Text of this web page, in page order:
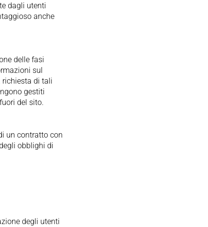
dagli utenti
anche
delle fasi
sul
richiesta di tali
gestiti
del sito.
un contratto con
obblighi di
degli utenti